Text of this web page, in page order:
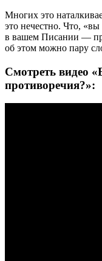
Многих это
это нечестно. Что,
в вашем Писании —
об этом можно пару
Смотреть видео
противоречия?»: